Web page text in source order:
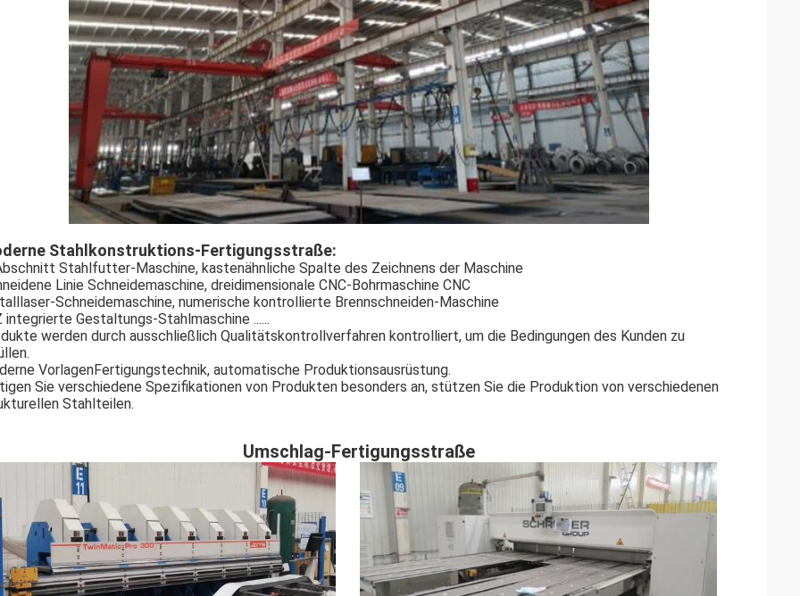
Stahlkonstruktions-Fertigungsstraße:
Stahlfutter-Maschine, kastenähnliche Spalte des Zeichnens der Maschine
Linie Schneidemaschine, dreidimensionale CNC-Bohrmaschine CNC
Schneidemaschine, numerische kontrollierte Brennschneiden-Maschine
integrierte Gestaltungs-Stahlmaschine ......
werden durch ausschließlich Qualitätskontrollverfahren kontrolliert, um die Bedingungen des Kunden zu
VorlagenFertigungstechnik, automatische Produktionsausrüstung.
Sie verschiedene Spezifikationen von Produkten besonders an, stützen Sie die Produktion von verschiedenen
Stahlteilen.
Umschlag-Fertigungsstraße